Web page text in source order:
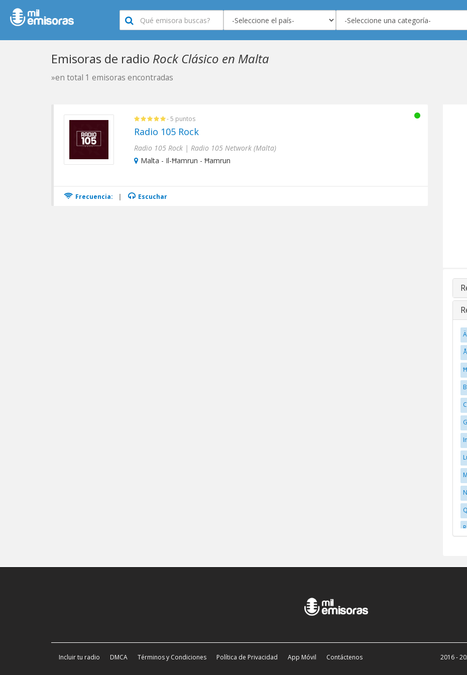
Emisoras de radio Rock Clásico en Malta
»en total 1 emisoras encontradas
- 5 puntos
Radio 105 Rock
Radio 105 Rock | Radio 105 Network (Malta)
Malta - Il-Ħamrun - Ħamrun
Frecuencia: | Escuchar
Incluir tu radio DMCA Términos y Condiciones Política de Privacidad App Móvil Contáctenos 2016 -